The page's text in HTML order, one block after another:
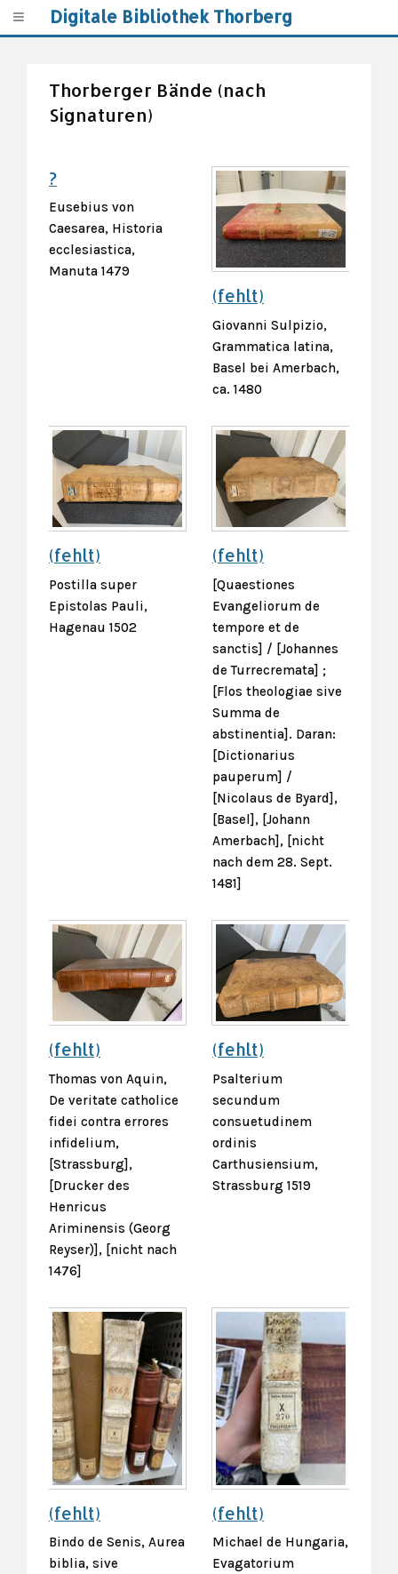
Digitale Bibliothek Thorberg
Thorberger Bände (nach
Signaturen)
?
Eusebius von
Caesarea, Historia
ecclesiastica,
Manuta 1479
(fehlt)
Giovanni Sulpizio,
Grammatica latina,
Basel bei Amerbach,
ca. 1480
(fehlt)
Postilla super
Epistolas Pauli,
Hagenau 1502
(fehlt)
[Quaestiones
Evangeliorum de
tempore et de
sanctis] / [Johannes
de Turrecremata] ;
[Flos theologiae sive
Summa de
abstinentia]. Daran:
[Dictionarius
pauperum] /
[Nicolaus de Byard],
[Basel], [Johann
Amerbach], [nicht
nach dem 28. Sept.
1481]
(fehlt)
Thomas von Aquin,
De veritate catholice
fidei contra errores
infidelium,
[Strassburg],
[Drucker des
Henricus
Ariminensis (Georg
Reyser)], [nicht nach
1476]
(fehlt)
Psalterium
secundum
consuetudinem
ordinis
Carthusiensium,
Strassburg 1519
(fehlt)
Bindo de Senis, Aurea
biblia, sive
(fehlt)
Michael de Hungaria,
Evagatorium